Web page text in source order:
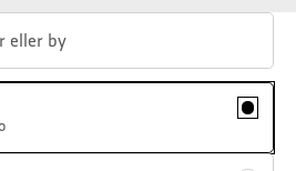
eller by